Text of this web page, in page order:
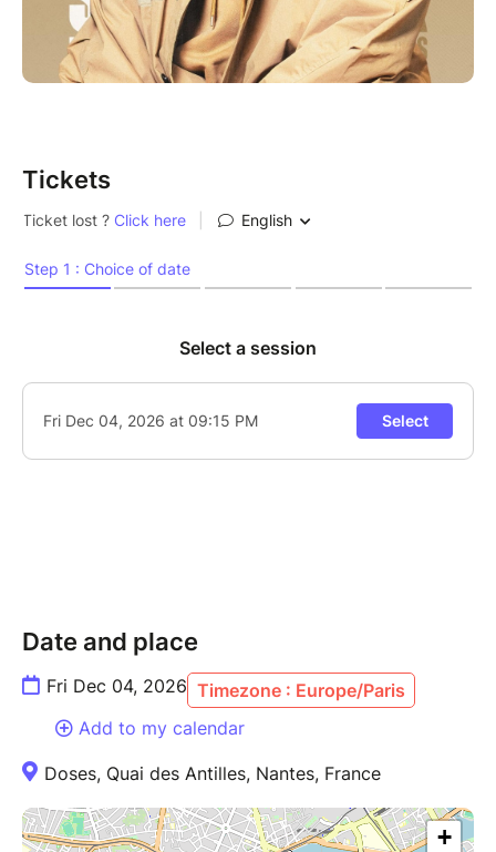
Tickets
Date and place
Fri Dec 04, 2026 Timezone : Europe/Paris
Add to my calendar
Doses, Quai des Antilles, Nantes, France
+